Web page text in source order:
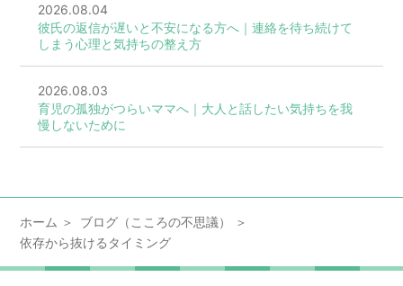
2026.08.04
彼氏の返信が遅いと不安になる方へ｜連絡を待ち続けて
しまう心理と気持ちの整え方
2026.08.03
育児の孤独がつらいママへ｜大人と話したい気持ちを我
慢しないために
ホーム
ブログ（こころの不思議）
依存から抜けるタイミング